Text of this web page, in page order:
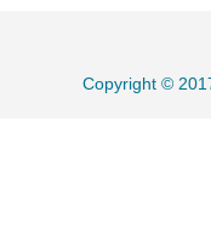
Copyright ©